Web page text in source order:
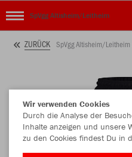
SpVgg Altisheim/Leitheim
ZURÜCK SpVgg Altisheim/Leitheim
Wir verwenden Cookies
Durch die Analyse der
Inhalte anzeigen und unsere
zu den Cookies findest Du in